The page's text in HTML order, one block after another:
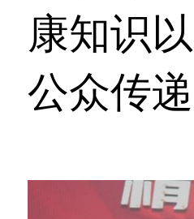
康知识
公众传递